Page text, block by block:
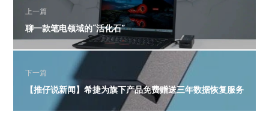
上一篇
聊一款笔电领域的“活化石”
下一篇
【推仔说新闻】希捷为旗下产品免费赠送三年数据恢复服务